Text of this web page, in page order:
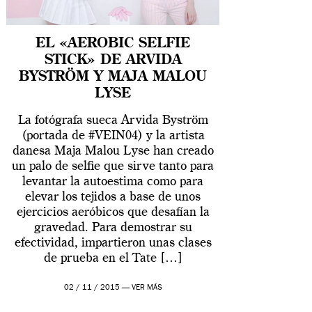
EL «AEROBIC SELFIE
STICK» DE ARVIDA
BYSTRÖM Y MAJA MALOU
LYSE
La fotógrafa sueca Arvida Byström
(portada de #VEIN04) y la artista
danesa Maja Malou Lyse han creado
un palo de selfie que sirve tanto para
levantar la autoestima como para
elevar los tejidos a base de unos
ejercicios aeróbicos que desafían la
gravedad. Para demostrar su
efectividad, impartieron unas clases
de prueba en el Tate […]
02 / 11 / 2015 — VER MÁS